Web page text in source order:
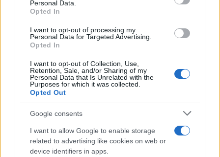
Personal Data.
Opted In
I want to opt-out of processing my
Personal Data for Targeted Advertising.
Opted In
I want to opt-out of Collection, Use,
Retention, Sale, and/or Sharing of my
Personal Data that Is Unrelated with the
Purposes for which it was collected.
Opted Out
Google consents
I want to allow Google to enable storage
related to advertising like cookies on web or
device identifiers in apps.
Απόγνωση στο Πόρτο Γερμενό: «Δεν έχει
μείνει τίποτε, ό,τι βλέπεις το έφτιαξα με
τα χέρια μου»
08.08.2026